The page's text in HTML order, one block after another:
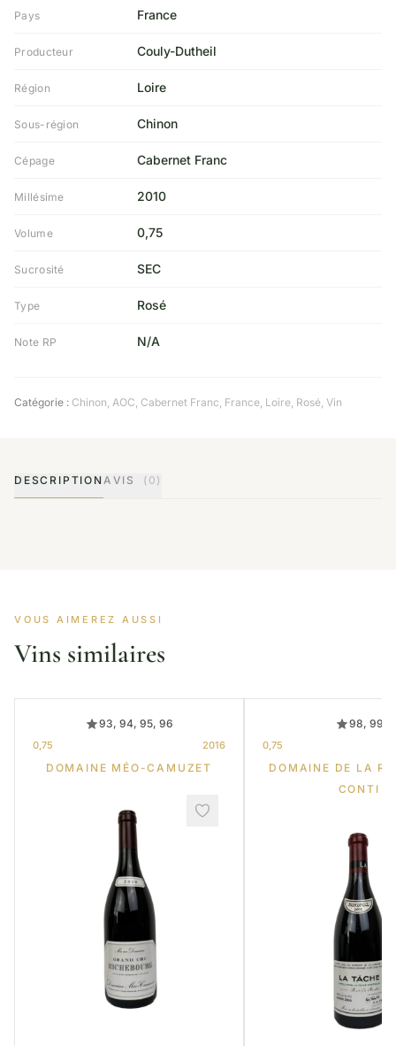
Pays France
Producteur Couly-Dutheil
Région Loire
Sous-région Chinon
Cépage Cabernet Franc
Millésime 2010
Volume 0,75
Sucrosité SEC
Type Rosé
Note RP N/A
Catégorie : Chinon, AOC, Cabernet Franc, France, Loire, Rosé, Vin
DESCRIPTION AVIS (0)
VOUS AIMEREZ AUSSI
Vins similaires
93, 94, 95, 96
0,75 2016
DOMAINE MÉO-CAMUZET
98, 99
0,75
DOMAINE DE LA
CONTI